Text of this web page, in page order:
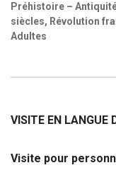
Préhistoire –
siècles, Révolution
Adultes
VISITE EN LANGUE
Visite pour